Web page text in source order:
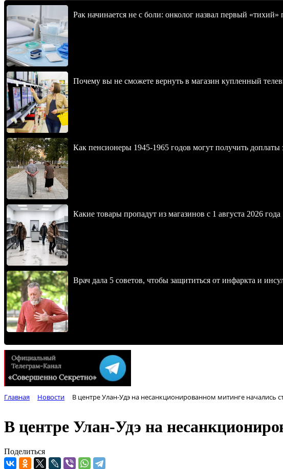
Рак начинается не с боли: онколог назвал первый «тихий»
Почему вы не сможете вернуть в магазин купленный
Как пенсионеры 1945-1965 годов могут получить доплаты
Какие товары пропадут из магазинов с 1 августа 2026 года
Врач дала 5 советов, чтобы защититься от инфаркта и
Главная Новости В центре Улан-Удэ на несанкционированном митинге начались
В центре Улан-Удэ на
Поделиться